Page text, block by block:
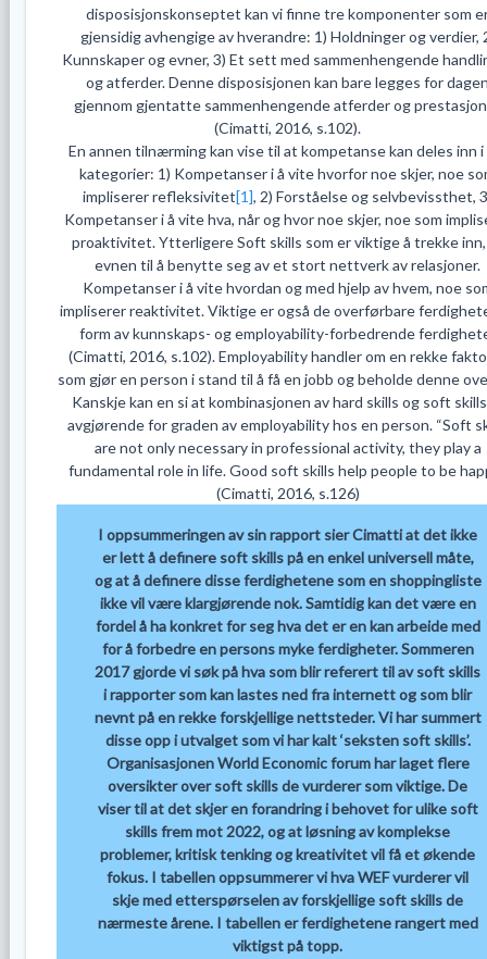
disposisjonskonseptet kan vi finne tre komponenter som
gjensidig avhengige av hverandre: 1) Holdninger og verdier,
Kunnskaper og evner, 3) Et sett med sammenhengende
og atferder. Denne disposisjonen kan bare legges for
gjennom gjentatte sammenhengende atferder og
(Cimatti, 2016, s.102).
En annen tilnærming kan vise til at kompetanse kan deles inn
kategorier: 1) Kompetanser i å vite hvorfor noe skjer, noe
impliserer refleksivitet[1], 2) Forståelse og selvbevissthet,
Kompetanser i å vite hva, når og hvor noe skjer, noe som
proaktivitet. Ytterligere Soft skills som er viktige å trekke
evnen til å benytte seg av et stort nettverk av relasjoner.
Kompetanser i å vite hvordan og med hjelp av hvem, noe
impliserer reaktivitet. Viktige er også de overførbare
form av kunnskaps- og employability-forbedrende
(Cimatti, 2016, s.102). Employability handler om en rekke
som gjør en person i stand til å få en jobb og beholde denne
Kanskje kan en si at kombinasjonen av hard skills og soft
avgjørende for graden av employability hos en person. “Soft
are not only necessary in professional activity, they play a
fundamental role in life. Good soft skills help people to be
(Cimatti, 2016, s.126)
I oppsummeringen av sin rapport sier Cimatti at det ikke
er lett å definere soft skills på en enkel universell måte,
og at å definere disse ferdighetene som en shoppingliste
ikke vil være klargjørende nok. Samtidig kan det være en
fordel å ha konkret for seg hva det er en kan arbeide med
for å forbedre en persons myke ferdigheter. Sommeren
2017 gjorde vi søk på hva som blir referert til av soft skills
i rapporter som kan lastes ned fra internett og som blir
nevnt på en rekke forskjellige nettsteder. Vi har summert
disse opp i utvalget som vi har kalt ‘seksten soft skills’.
Organisasjonen World Economic forum har laget flere
oversikter over soft skills de vurderer som viktige. De
viser til at det skjer en forandring i behovet for ulike soft
skills frem mot 2022, og at løsning av komplekse
problemer, kritisk tenking og kreativitet vil få et økende
fokus. I tabellen oppsummerer vi hva WEF vurderer vil
skje med etterspørselen av forskjellige soft skills de
nærmeste årene. I tabellen er ferdighetene rangert med
viktigst på topp.